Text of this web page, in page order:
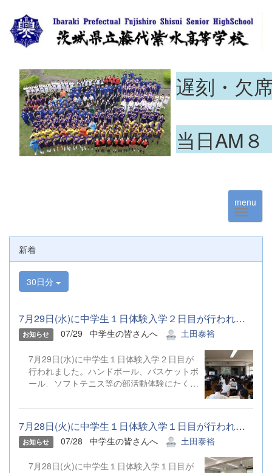
遅刻・欠
当日AM
menu
新着
30日分
7月29日(水)に中学生１日体験入学２日目が行われました。ハンドボ...
お知らせ 07/29 中学生の皆さんへ 土田泰裕
7月29日(水)に中学生１日体験入学２日目が
行われました。ハンドボール、バスケットボ
ール、ソフトテニス等の部活動体験にたくさ
7月28日(火)に中学生１日体験入学１日目が行われました。空手道、...
お知らせ 07/28 中学生の皆さんへ 土田泰裕
7月28日(火)に中学生１日体験入学１日目が